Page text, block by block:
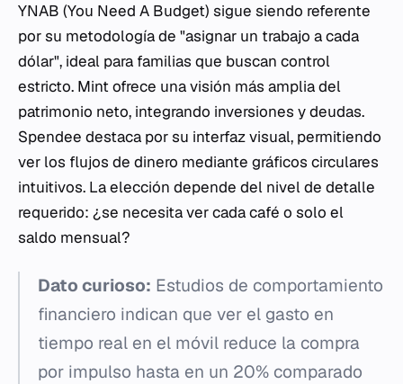
YNAB (You Need A Budget) sigue siendo referente
por su metodología de "asignar un trabajo a cada
dólar", ideal para familias que buscan control
estricto. Mint ofrece una visión más amplia del
patrimonio neto, integrando inversiones y deudas.
Spendee destaca por su interfaz visual, permitiendo
ver los flujos de dinero mediante gráficos circulares
intuitivos. La elección depende del nivel de detalle
requerido: ¿se necesita ver cada café o solo el
saldo mensual?
Dato curioso: Estudios de comportamiento
financiero indican que ver el gasto en
tiempo real en el móvil reduce la compra
por impulso hasta en un 20% comparado